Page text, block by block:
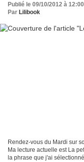
Publié le 09/10/2012 à 12:00
Par Lilibook
Rendez-vous du Mardi sur
Ma lecture actuelle est La
la phrase que j'ai